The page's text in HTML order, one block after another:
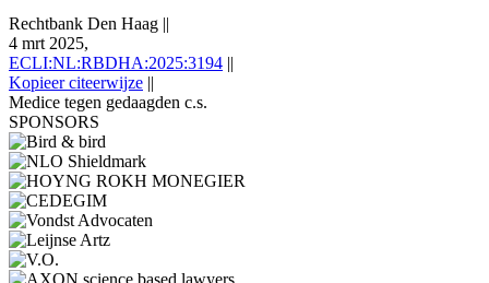
Rechtbank Den Haag ||
4 mrt 2025,
ECLI:NL:RBDHA:2025:3194 ||
Kopieer citeerwijze ||
Medice tegen gedaagden c.s.
SPONSORS